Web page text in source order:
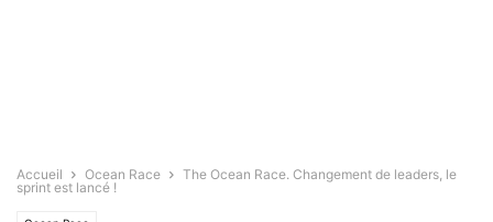
Accueil Ocean Race
The Ocean Race. Changement de leaders, le
sprint est lancé !